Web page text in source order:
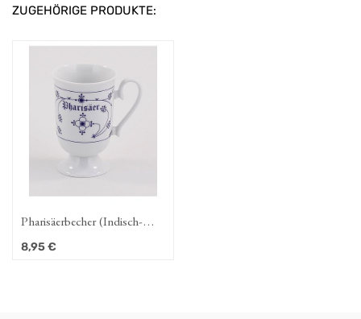
ZUGEHÖRIGE PRODUKTE:
Pharisäerbecher (Indisch-
Blau-OL)
8,95€